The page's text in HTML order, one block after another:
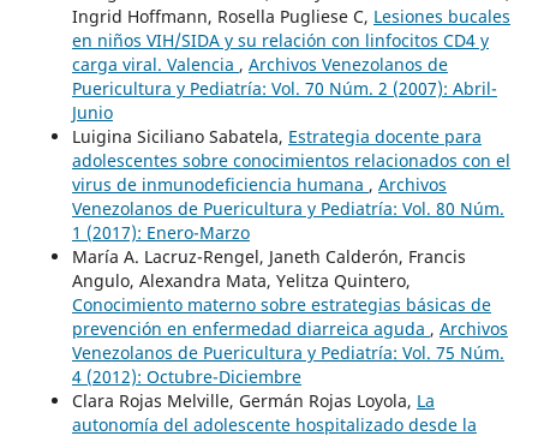
Ingrid Hoffmann, Rosella Pugliese C, Lesiones bucales
en niños VIH/SIDA y su relación con linfocitos CD4 y
carga viral. Valencia , Archivos Venezolanos de
Puericultura y Pediatría: Vol. 70 Núm. 2 (2007): Abril-
Junio
Luigina Siciliano Sabatela, Estrategia docente para
adolescentes sobre conocimientos relacionados con el
virus de inmunodeficiencia humana , Archivos
Venezolanos de Puericultura y Pediatría: Vol. 80 Núm.
1 (2017): Enero-Marzo
María A. Lacruz-Rengel, Janeth Calderón, Francis
Angulo, Alexandra Mata, Yelitza Quintero,
Conocimiento materno sobre estrategias básicas de
prevención en enfermedad diarreica aguda , Archivos
Venezolanos de Puericultura y Pediatría: Vol. 75 Núm.
4 (2012): Octubre-Diciembre
Clara Rojas Melville, Germán Rojas Loyola, La
autonomía del adolescente hospitalizado desde la